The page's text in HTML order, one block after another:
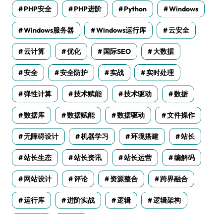
PHP安全 PHP进阶 Python Windows
Windows服务器 Windows运行库 云安全
云计算 优化 国际SEO 大数据
安全 安全防护 实战 实时处理
弹性计算 技术赋能 技术驱动 数据
数据库 数据赋能 数据驱动 文件操作
无障碍设计 机器学习 环境搭建 站长
站长生态 站长资讯 站长运营 编解码
网站设计 评论 资源整合 跨界融合
运行库 进阶实战 逻辑 逻辑架构